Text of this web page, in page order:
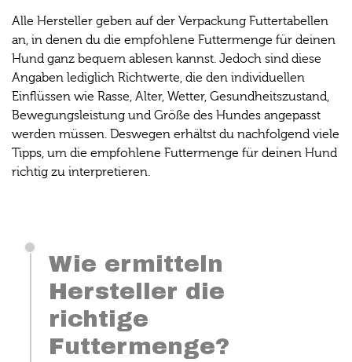
Alle Hersteller geben auf der Verpackung Futtertabellen
an, in denen du die empfohlene Futtermenge für deinen
Hund ganz bequem ablesen kannst. Jedoch sind diese
Angaben lediglich Richtwerte, die den individuellen
Einflüssen wie Rasse, Alter, Wetter, Gesundheitszustand,
Bewegungsleistung und Größe des Hundes angepasst
werden müssen. Deswegen erhältst du nachfolgend viele
Tipps, um die empfohlene Futtermenge für deinen Hund
richtig zu interpretieren.
Wie ermitteln
Hersteller die
richtige
Futtermenge?